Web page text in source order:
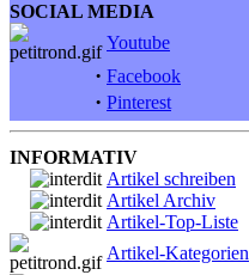
SOCIAL MEDIA
Youtube
· Facebook
· Pinterest
INFORMATIV
Artikel schreiben
Artikel Archiv
Artikel-Top-Liste
Artikel-Kategorien